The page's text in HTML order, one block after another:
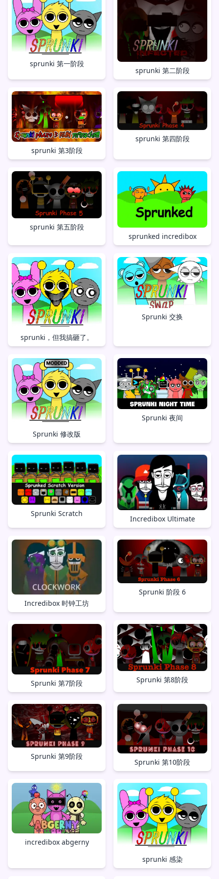
sprunki 第一阶段
sprunki 第二阶段
sprunki 第3阶段
sprunki 第四阶段
sprunki 第五阶段
sprunked incredibox
sprunki，但我搞砸了。
Sprunki 交换
Sprunki 修改版
Sprunki 夜间
Sprunki Scratch
Incredibox Ultimate
Incredibox 时钟工坊
Sprunki 阶段 6
Sprunki 第7阶段 Sprunki 第8阶段
Sprunki 第9阶段
Sprunki 第10阶段
incredibox abgerny
sprunki 感染